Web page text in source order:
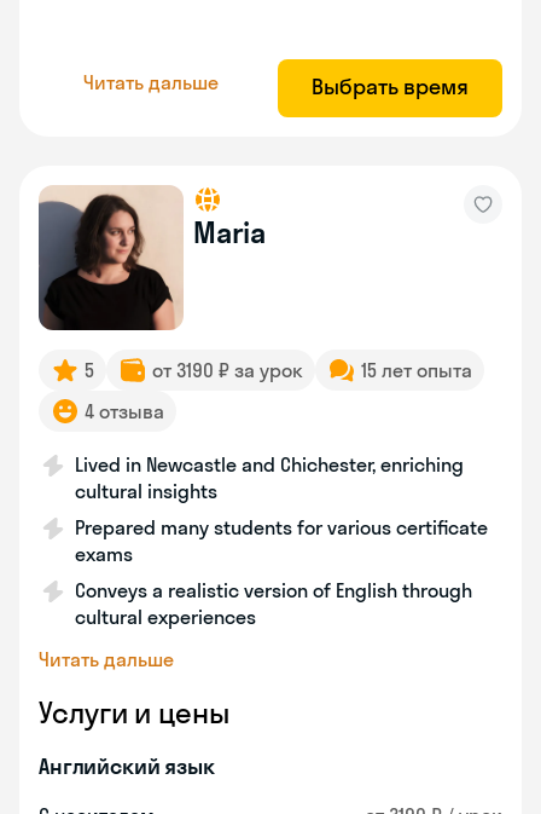
Читать дальше Выбрать время
Maria
5 от 3190 ₽ за урок
15 лет опыта
4 отзыва
Lived in Newcastle and Chichester, enriching
cultural insights
Prepared many students for various certificate
exams
Conveys a realistic version of English through
cultural experiences
Читать дальше
Услуги и цены
Английский язык